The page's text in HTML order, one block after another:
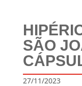
SÃO
27/11/2023